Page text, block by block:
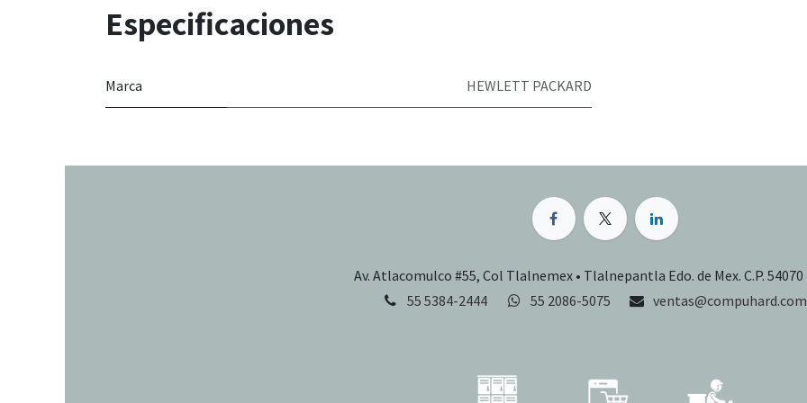
Especificaciones
Marca HEWLETT PACKARD
Av. Atlacomulco #55, Col Tlalnemex • Tlalnepantla Edo. de Mex. C.P. 54070
55 5384-2444
55 2086-5075